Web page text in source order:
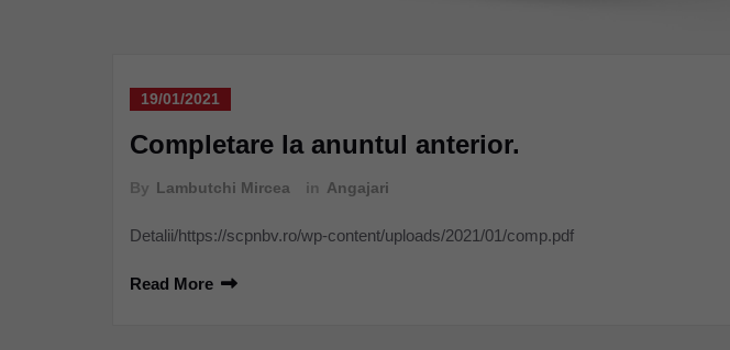
19/01/2021
Completare la anuntul anterior.
By Lambutchi Mircea in Angajari
Detalii/https://scpnbv.ro/wp-content/uploads/2021/01/comp.pdf
Read More